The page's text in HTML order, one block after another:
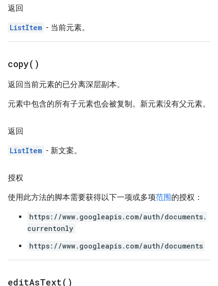
返回
ListItem - 当前元素。
copy( )
返回当前元素的已分离深层副本。
元素中包含的所有子元素也会被复制。新元素没有父元素。
返回
ListItem - 新文案。
授权
使用此方法的脚本需要获得以下一项或多项范围的授权：
https://www.googleapis.com/auth/documents.
currentonly
https://www.googleapis.com/auth/documents
editAsText( )